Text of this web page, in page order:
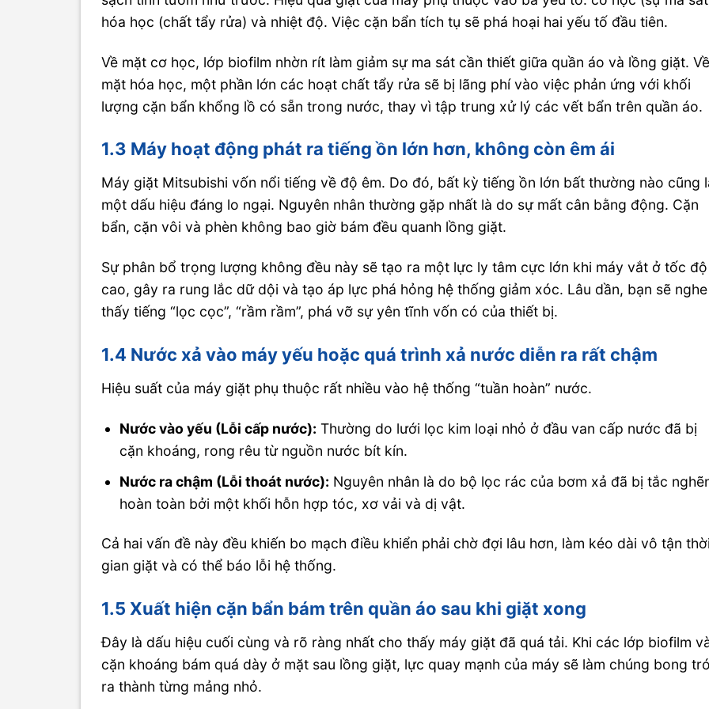
hóa học (chất tẩy rửa) và nhiệt độ. Việc cặn bẩn tích tụ sẽ phá hoại hai yếu tố đầu tiên.
Về mặt cơ học, lớp biofilm nhờn rít làm giảm sự ma sát cần thiết giữa quần áo và lồng giặt.
mặt hóa học, một phần lớn các hoạt chất tẩy rửa sẽ bị lãng phí vào việc phản ứng với khối
lượng cặn bẩn khổng lồ có sẵn trong nước, thay vì tập trung xử lý các vết bẩn trên quần áo.
1.3 Máy hoạt động phát ra tiếng ồn lớn hơn, không còn êm ái
Máy giặt Mitsubishi vốn nổi tiếng về độ êm. Do đó, bất kỳ tiếng ồn lớn bất thường nào cũng
một dấu hiệu đáng lo ngại. Nguyên nhân thường gặp nhất là do sự mất cân bằng động. Cặn
bẩn, cặn vôi và phèn không bao giờ bám đều quanh lồng giặt.
Sự phân bổ trọng lượng không đều này sẽ tạo ra một lực ly tâm cực lớn khi máy vắt ở tốc độ
cao, gây ra rung lắc dữ dội và tạo áp lực phá hỏng hệ thống giảm xóc. Lâu dần, bạn sẽ nghe
thấy tiếng “lọc cọc”, “rầm rầm”, phá vỡ sự yên tĩnh vốn có của thiết bị.
1.4 Nước xả vào máy yếu hoặc quá trình xả nước diễn ra rất chậm
Hiệu suất của máy giặt phụ thuộc rất nhiều vào hệ thống “tuần hoàn” nước.
Nước vào yếu (Lỗi cấp nước): Thường do lưới lọc kim loại nhỏ ở đầu van cấp nước đã bị
cặn khoáng, rong rêu từ nguồn nước bít kín.
Nước ra chậm (Lỗi thoát nước): Nguyên nhân là do bộ lọc rác của bơm xả đã bị tắc
hoàn toàn bởi một khối hỗn hợp tóc, xơ vải và dị vật.
Cả hai vấn đề này đều khiến bo mạch điều khiển phải chờ đợi lâu hơn, làm kéo dài vô tận
gian giặt và có thể báo lỗi hệ thống.
1.5 Xuất hiện cặn bẩn bám trên quần áo sau khi giặt xong
Đây là dấu hiệu cuối cùng và rõ ràng nhất cho thấy máy giặt đã quá tải. Khi các lớp biofilm
cặn khoáng bám quá dày ở mặt sau lồng giặt, lực quay mạnh của máy sẽ làm chúng bong
ra thành từng mảng nhỏ.